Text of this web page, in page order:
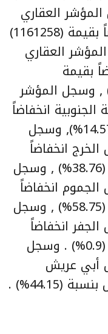
, و سجل المؤشر العقاري
في كتابة عدل المخواة انخفاضاً بقيمة (1161258)
, وسجل المؤشر العقاري
بقيمة
ريال بنسبة (41.7%) , وسجل المؤشر
انخفاضاً
بقيمة (475000) ريال ونسبة (14.57%), وسجل
انخفاضاً
بقيمة (66252113) ريال بنسبة (38.76%) , وسجل
انخفاضاً
بقيمة (24240902) ريال بنسبة (58.75%) , وسجل
انخفاضاً
بقيمة (41303135) ريال بنسبة (0.9%) . وسجل
أبي عريش